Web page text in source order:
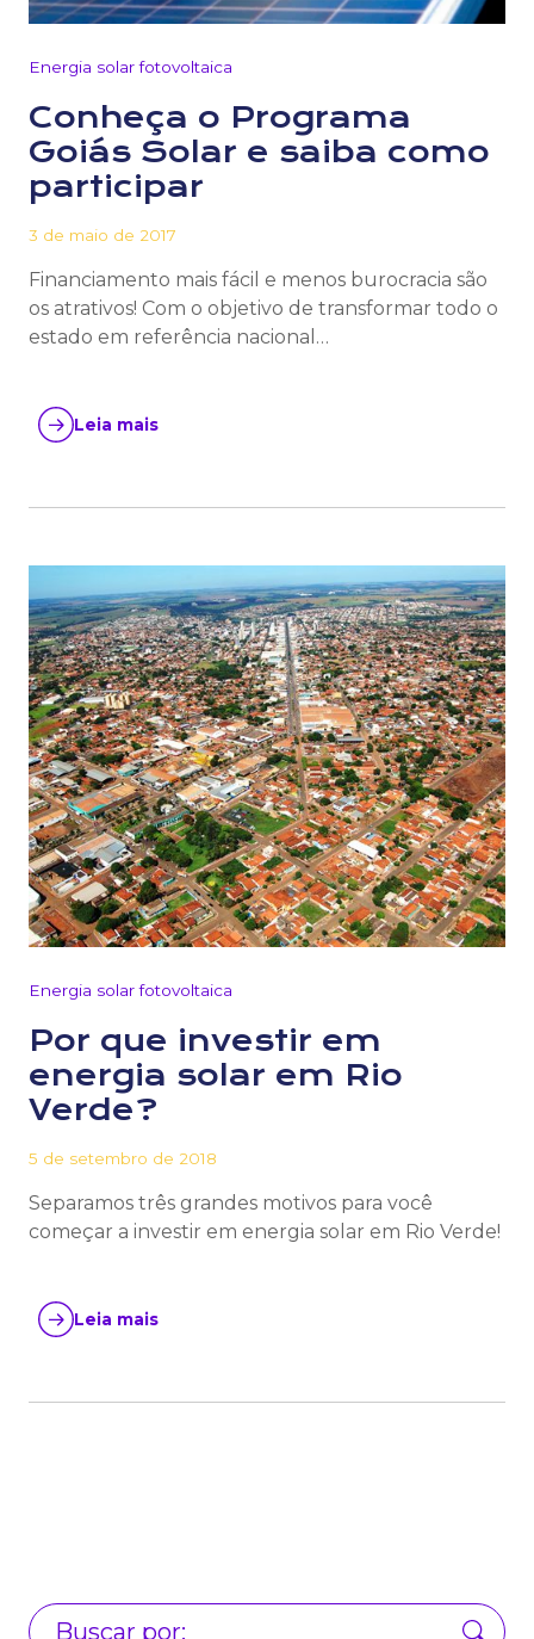
Energia solar fotovoltaica
Conheça o Programa
Goiás Solar e saiba como
participar
3 de maio de 2017
Financiamento mais fácil e menos burocracia são
os atrativos! Com o objetivo de transformar todo o
estado em referência nacional…
Leia mais
Energia solar fotovoltaica
Por que investir em
energia solar em Rio
Verde?
5 de setembro de 2018
Separamos três grandes motivos para você
começar a investir em energia solar em Rio Verde!
Leia mais